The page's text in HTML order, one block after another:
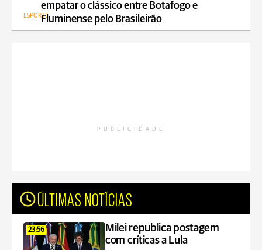
empatar o clássico entre Botafogo e
Fluminense pelo Brasileirão
ESPORTE
PUBLICIDADE
ÚLTIMAS NOTÍCIAS
23:56
Milei republica postagem
com críticas a Lula